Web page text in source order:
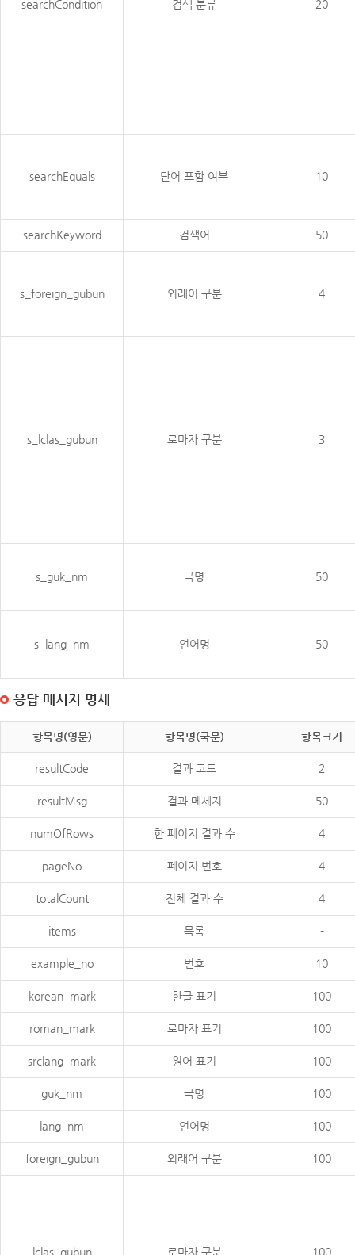
searchCondition 검색 분류 20
searchEquals 단어 포함 여부 10
searchKeyword 검색어 50
s_foreign_gubun 외래어 구분 4
s_lclas_gubun 로마자 구분 3
s_guk_nm 국명 50
s_lang_nm 언어명 50
응답 메시지 명세
항목명(영문) 항목명(국문) 항목크기
resultCode 결과 코드 2
resultMsg 결과 메세지 50
numOfRows 한 페이지 결과 수 4
pageNo 페이지 번호 4
totalCount 전체 결과 수 4
items 목록 -
example_no 번호 10
korean_mark 한글 표기 100
roman_mark 로마자 표기 100
srclang_mark 원어 표기 100
guk_nm 국명 100
lang_nm 언어명 100
foreign_gubun 외래어 구분 100
lclas_gubun 로마자 구분 100